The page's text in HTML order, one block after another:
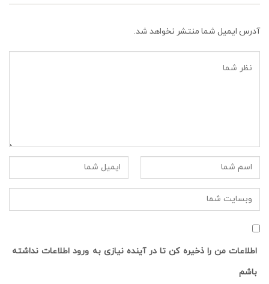
آدرس ایمیل شما منتشر نخواهد شد.
اطلاعات من را ذخیره کن تا در آینده نیازی به ورود اطلاعات نداشته
باشم